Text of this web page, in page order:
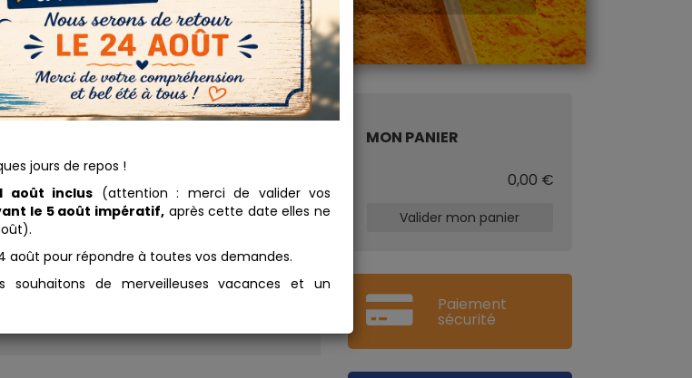
à
les
Ce kit
les
à la
Ajouter au panier
MON PANIER
0,00 €
Valider mon panier
Paiement
sécurité
jours de repos !
août inclus (attention : merci de valider vos
le 5 août impératif,après cette date elles ne
août pour répondre à toutes vos demandes.
souhaitons de merveilleuses vacances et un